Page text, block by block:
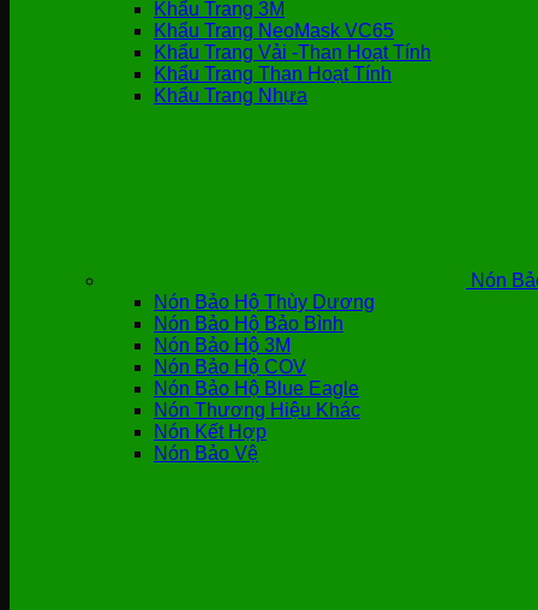
Khẩu Trang 3M
Khẩu Trang NeoMask VC65
Khẩu Trang Vải -Than Hoạt Tính
Khẩu Trang Than Hoạt Tính
Khẩu Trang Nhựa
Nón
Nón Bảo Hộ Thùy Dương
Nón Bảo Hộ Bảo Bình
Nón Bảo Hộ 3M
Nón Bảo Hộ COV
Nón Bảo Hộ Blue Eagle
Nón Thương Hiệu Khác
Nón Kết Hợp
Nón Bảo Vệ